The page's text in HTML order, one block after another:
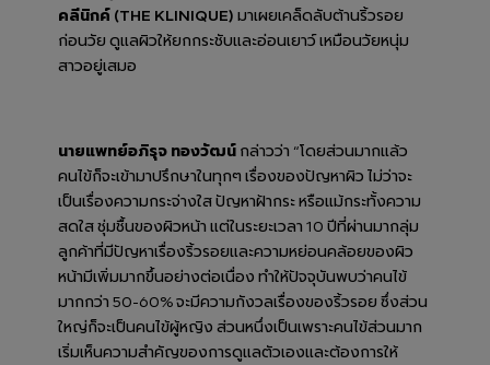
คลีนิกค์ (THE KLINIQUE)มาเผยเคล็ดลับต้านริ้วรอย
ก่อนวัย ดูแลผิวให้ยกกระชับและอ่อนเยาว์ เหมือนวัยหนุ่ม
สาวอยู่เสมอ
นายแพทย์อภิรุจ ทองวัฒน์ กล่าวว่า “โดยส่วนมากแล้ว
คนไข้ก็จะเข้ามาปรึกษาในทุกๆ เรื่องของปัญหาผิว ไม่ว่าจะ
เป็นเรื่องความกระจ่างใส ปัญหาฝ้ากระ หรือแม้กระทั้งความ
สดใส ชุ่มชื้นของผิวหน้า แต่ในระยะเวลา 10 ปีที่ผ่านมากลุ่ม
ลูกค้าที่มีปัญหาเรื่องริ้วรอยและความหย่อนคล้อยของผิว
หน้ามีเพิ่มมากขึ้นอย่างต่อเนื่อง ทำให้ปัจจุบันพบว่าคนไข้
มากกว่า 50-60% จะมีความกังวลเรื่องของริ้วรอย ซึ่งส่วน
ใหญ่ก็จะเป็นคนไข้ผู้หญิง ส่วนหนึ่งเป็นเพราะคนไข้ส่วนมาก
เริ่มเห็นความสำคัญของการดูแลตัวเองและต้องการให้